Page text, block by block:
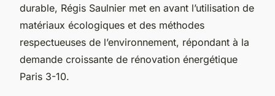
durable, Régis Saulnier met en avant l’utilisation de
matériaux écologiques et des méthodes
respectueuses de l’environnement, répondant à la
demande croissante de rénovation énergétique
Paris 3-10.